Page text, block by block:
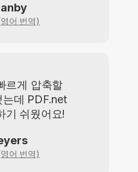
어 번역)
르게 압축할
는데 PDF.net
기 쉬웠어요!
어 번역)